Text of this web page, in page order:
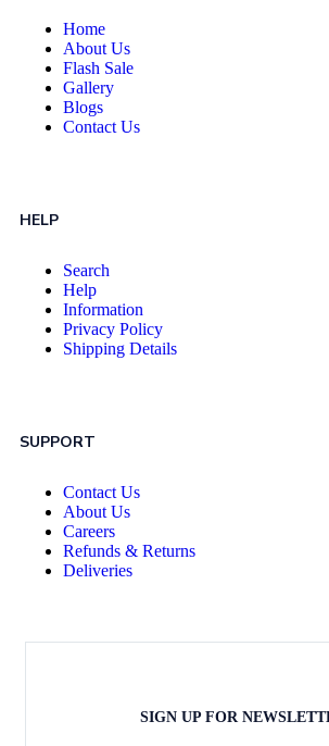
Home
About Us
Flash Sale
Gallery
Blogs
Contact Us
HELP
Search
Help
Information
Privacy Policy
Shipping Details
SUPPORT
Contact Us
About Us
Careers
Refunds & Returns
Deliveries
SIGN UP FOR